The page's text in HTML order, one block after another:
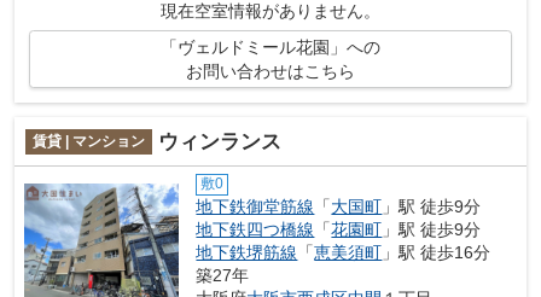
現在空室情報がありません。
「ヴェルドミール花園」への
お問い合わせはこちら
賃貸 | マンション ウィンランス
敷0
地下鉄御堂筋線 「大国町 」駅 徒歩9分
地下鉄四つ橋線 「花園町 」駅 徒歩9分
地下鉄堺筋線 「恵美須町 」駅 徒歩16分
築27年